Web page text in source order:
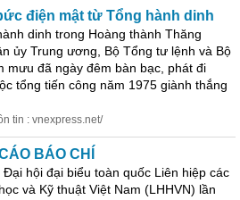
điện mật từ Tổng hành dinh
dinh trong Hoàng thành Thăng
ủy Trung ương, Bộ Tổng tư lệnh và Bộ
mưu đã ngày đêm bàn bạc, phát đi
tổng tiến công năm 1975 giành thắng
tin : vnexpress.net/
BÁO CHÍ
hội đại biểu toàn quốc Liên hiệp các
và Kỹ thuật Việt Nam (LHHVN) lần